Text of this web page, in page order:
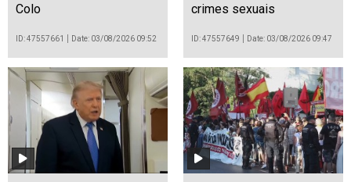
Colo
ID: 47557661 Date: 03/08/2026 09:52
crimes sexuais
ID: 47557649 Date: 03/08/2026 09:47